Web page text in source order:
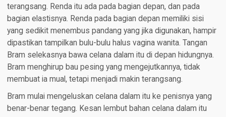
terangsang. Renda itu ada pada bagian depan, dan pada
bagian elastisnya. Renda pada bagian depan memiliki sisi
yang sedikit menembus pandang yang jika digunakan, hampir
dipastikan tampilkan bulu-bulu halus vagina wanita. Tangan
Bram selekasnya bawa celana dalam itu di depan hidungnya.
Bram menghirup bau pesing yang mengejutkannya, tidak
membuat ia mual, tetapi menjadi makin terangsang.
Bram mulai mengeluskan celana dalam itu ke penisnya yang
benar-benar tegang. Kesan lembut bahan celana dalam itu